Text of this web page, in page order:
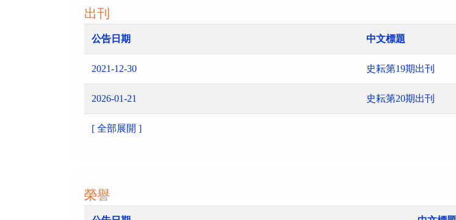
出刊
公告日期 中文標題
2021-12-30 史耘第19期出刊
2026-01-21 史耘第20期出刊
[ 全部展開 ]
榮譽